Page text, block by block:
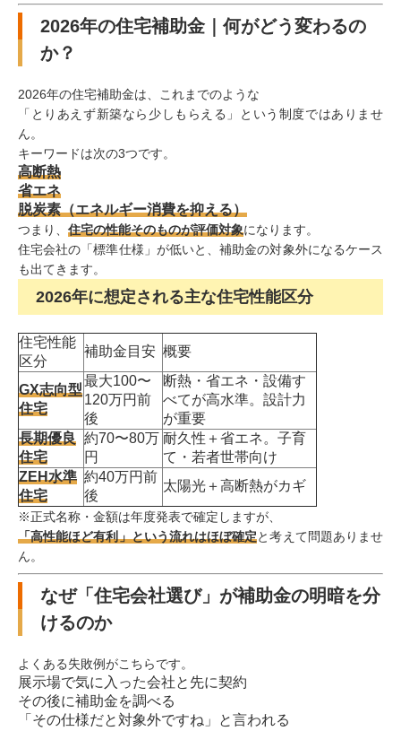
2026年の住宅補助金｜何がどう変わるの
か？
2026年の住宅補助金は、これまでのような
「とりあえず新築なら少しもらえる」という制度ではありませ
ん。
キーワードは次の3つです。
高断熱
省エネ
脱炭素（エネルギー消費を抑える）
つまり、 住宅の性能そのものが評価対象になります。
住宅会社の「標準仕様」が低いと、補助金の対象外になるケース
も出てきます。
2026年に想定される主な住宅性能区分
住宅性能
区分
補助金目安 概要
GX志向型
住宅
最大100〜
120万円前
後
断熱・省エネ・設備す
べてが高水準。設計力
が重要
長期優良
住宅
約70〜80万
円
耐久性＋省エネ。子育
て・若者世帯向け
ZEH水準
住宅
約40万円前
後
太陽光＋高断熱がカギ
※正式名称・金額は年度発表で確定しますが、
「高性能ほど有利」という流れはほぼ確定と考えて問題ありませ
ん。
なぜ「住宅会社選び」が補助金の明暗を分
けるのか
よくある失敗例がこちらです。
展示場で気に入った会社と先に契約
その後に補助金を調べる
「その仕様だと対象外ですね」と言われる